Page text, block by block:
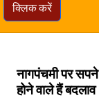
क्लिक करें
नागपंचमी पर
होने वाले हैं बदलाव